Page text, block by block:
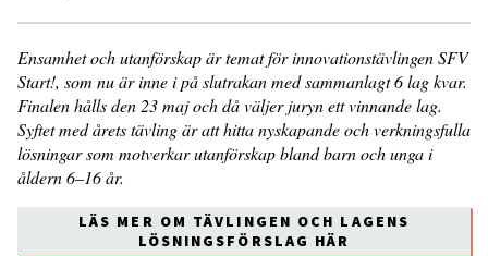
Ensamhet och utanförskap är temat för innovationstävlingen SFV
Start!, som nu är inne i på slutrakan med sammanlagt 6 lag kvar.
Finalen hålls den 23 maj och då väljer juryn ett vinnande lag.
Syftet med årets tävling är att hitta nyskapande och verkningsfulla
lösningar som motverkar utanförskap bland barn och unga i
åldern 6–16 år.
LÄS MER OM TÄVLINGEN OCH LAGENS
LÖSNINGSFÖRSLAG HÄR